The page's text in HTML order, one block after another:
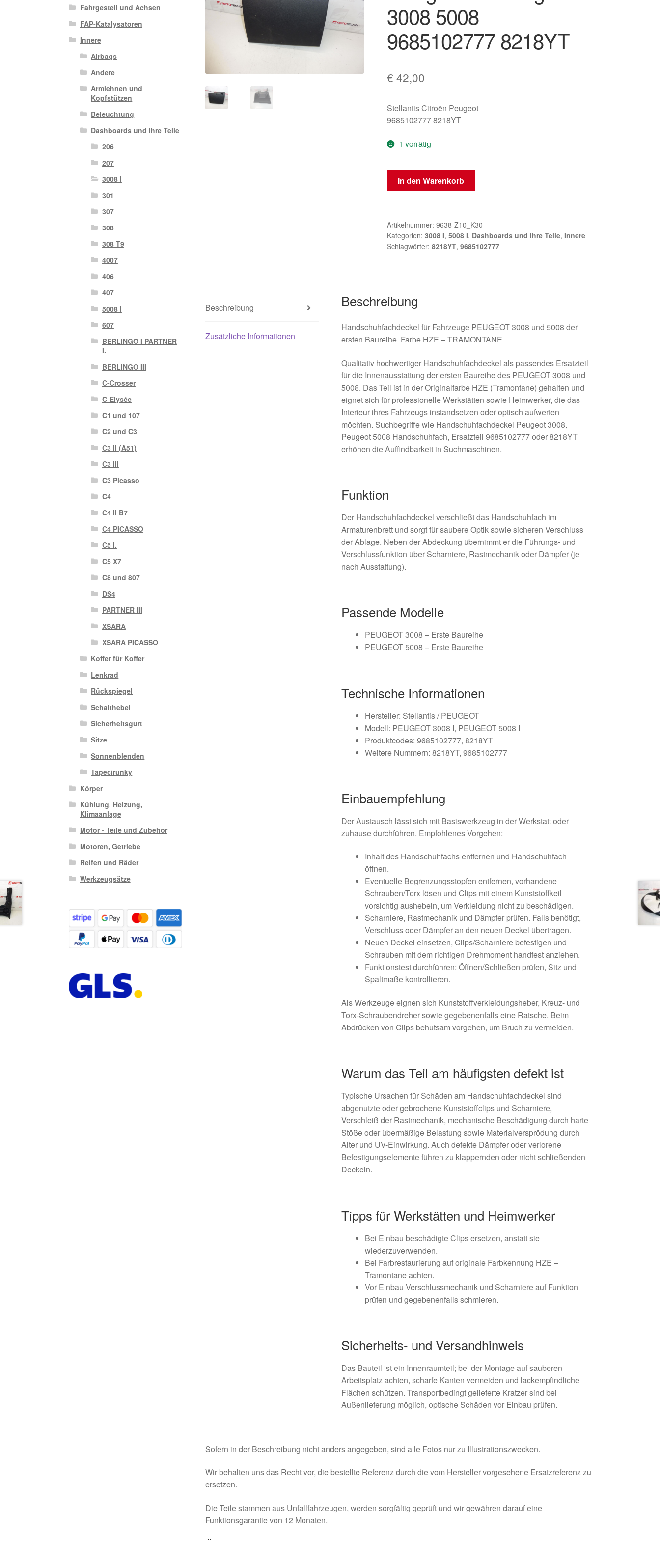
3008 5008
9685102777 8218YT
€ 42,00
Stellantis Citroën Peugeot
9685102777 8218YT
1 vorrätig
Deckel
des
3008
5008
9685102777
In den Warenkorb
Artikelnummer: 9638-Z10_K30
Kategorien: 3008 I, 5008 I, Dashboards und ihre Teile, Innere
Schlagwörter: 8218YT, 9685102777
Beschreibung
Zusätzliche Informationen
Beschreibung
Handschuhfachdeckel für Fahrzeuge PEUGEOT 3008 und 5008 der
ersten Baureihe. Farbe HZE – TRAMONTANE
Qualitativ hochwertiger Handschuhfachdeckel als passendes Ersatzteil
für die Innenausstattung der ersten Baureihe des PEUGEOT 3008 und
5008. Das Teil ist in der Originalfarbe HZE (Tramontane) gehalten und
eignet sich für professionelle Werkstätten sowie Heimwerker, die das
Interieur ihres Fahrzeugs instandsetzen oder optisch aufwerten
möchten. Suchbegriffe wie Handschuhfachdeckel Peugeot 3008,
Peugeot 5008 Handschuhfach, Ersatzteil 9685102777 oder 8218YT
erhöhen die Auffindbarkeit in Suchmaschinen.
Funktion
Der Handschuhfachdeckel verschließt das Handschuhfach im
Armaturenbrett und sorgt für saubere Optik sowie sicheren Verschluss
der Ablage. Neben der Abdeckung übernimmt er die Führungs- und
Verschlussfunktion über Scharniere, Rastmechanik oder Dämpfer (je
nach Ausstattung).
Passende Modelle
PEUGEOT 3008 – Erste Baureihe
PEUGEOT 5008 – Erste Baureihe
Technische Informationen
Hersteller: Stellantis / PEUGEOT
Modell: PEUGEOT 3008 I, PEUGEOT 5008 I
Produktcodes: 9685102777, 8218YT
Weitere Nummern: 8218YT, 9685102777
Einbauempfehlung
Der Austausch lässt sich mit Basiswerkzeug in der Werkstatt oder
zuhause durchführen. Empfohlenes Vorgehen:
Inhalt des Handschuhfachs entfernen und Handschuhfach
öffnen.
Eventuelle Begrenzungsstopfen entfernen, vorhandene
Schrauben/Torx lösen und Clips mit einem Kunststoffkeil
vorsichtig aushebeln, um Verkleidung nicht zu beschädigen.
Scharniere, Rastmechanik und Dämpfer prüfen. Falls benötigt,
Verschluss oder Dämpfer an den neuen Deckel übertragen.
Neuen Deckel einsetzen, Clips/Scharniere befestigen und
Schrauben mit dem richtigen Drehmoment handfest anziehen.
Funktionstest durchführen: Öffnen/Schließen prüfen, Sitz und
Spaltmaße kontrollieren.
Als Werkzeuge eignen sich Kunststoffverkleidungsheber, Kreuz- und
Torx-Schraubendreher sowie gegebenenfalls eine Ratsche. Beim
Abdrücken von Clips behutsam vorgehen, um Bruch zu vermeiden.
Warum das Teil am häufigsten defekt ist
Typische Ursachen für Schäden am Handschuhfachdeckel sind
abgenutzte oder gebrochene Kunststoffclips und Scharniere,
Verschleiß der Rastmechanik, mechanische Beschädigung durch harte
Stöße oder übermäßige Belastung sowie Materialversprödung durch
Alter und UV-Einwirkung. Auch defekte Dämpfer oder verlorene
Befestigungselemente führen zu klappernden oder nicht schließenden
Deckeln.
Tipps für Werkstätten und Heimwerker
Bei Einbau beschädigte Clips ersetzen, anstatt sie
wiederzuverwenden.
Bei Farbrestaurierung auf originale Farbkennung HZE –
Tramontane achten.
Vor Einbau Verschlussmechanik und Scharniere auf Funktion
prüfen und gegebenenfalls schmieren.
Sicherheits- und Versandhinweis
Das Bauteil ist ein Innenraumteil; bei der Montage auf sauberen
Arbeitsplatz achten, scharfe Kanten vermeiden und lackempfindliche
Flächen schützen. Transportbedingt gelieferte Kratzer sind bei
Außenlieferung möglich, optische Schäden vor Einbau prüfen.
Sofern in der Beschreibung nicht anders angegeben, sind alle Fotos nur zu Illustrationszwecken.
Wir behalten uns das Recht vor, die bestellte Referenz durch die vom Hersteller vorgesehene Ersatzreferenz zu
ersetzen.
Die Teile stammen aus Unfallfahrzeugen, werden sorgfältig geprüft und wir gewähren darauf eine
Funktionsgarantie von 12 Monaten.
Fahrgestell und Achsen
FAP-Katalysatoren
Innere
Airbags
Andere
Armlehnen und
Kopfstützen
Beleuchtung
Dashboards und ihre Teile
206
207
3008 I
301
307
308
308 T9
4007
406
407
5008 I
607
BERLINGO I PARTNER
I.
BERLINGO III
C-Crosser
C-Elysée
C1 und 107
C2 und C3
C3 II (A51)
C3 III
C3 Picasso
C4
C4 II B7
C4 PICASSO
C5 I.
C5 X7
C8 und 807
DS4
PARTNER III
XSARA
XSARA PICASSO
Koffer für Koffer
Lenkrad
Rückspiegel
Schalthebel
Sicherheitsgurt
Sitze
Sonnenblenden
Tapecírunky
Körper
Kühlung, Heizung,
Klimaanlage
Motor - Teile und Zubehör
Motoren, Getriebe
Reifen und Räder
Werkzeugsätze